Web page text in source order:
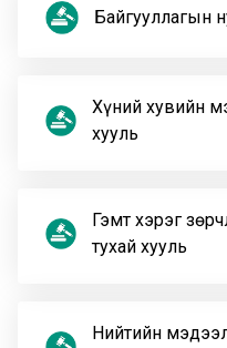
Байгууллагын
Хүний хувийн
хууль
Гэмт хэрэг
тухай хууль
Нийтийн